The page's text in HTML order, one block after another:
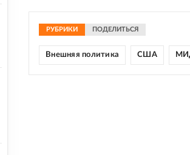
РУБРИКИ ПОДЕЛИТЬСЯ
Внешняя политика США